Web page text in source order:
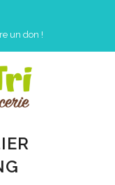
un don !